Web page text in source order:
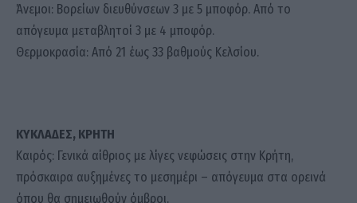
Άνεμοι: Βορείων διευθύνσεων 3 με 5 μποφόρ. Από το
απόγευμα μεταβλητοί 3 με 4 μποφόρ.
Θερμοκρασία: Από 21 έως 33 βαθμούς Κελσίου.
ΚΥΚΛΑΔΕΣ, ΚΡΗΤΗ
Καιρός: Γενικά αίθριος με λίγες νεφώσεις στην Κρήτη,
πρόσκαιρα αυξημένες το μεσημέρι – απόγευμα στα ορεινά
όπου θα σημειωθούν όμβροι.